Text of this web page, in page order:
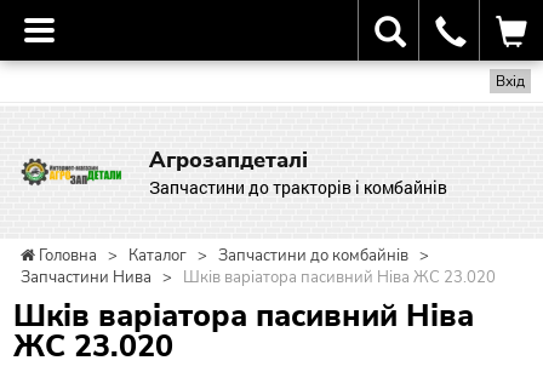
Вхід
Агрозапдеталі
Запчастини до тракторів і комбайнів
Головна > Каталог > Запчастини до комбайнів >
Запчастини Нива > Шків варіатора пасивний Ніва ЖС 23.020
Шків варіатора пасивний Ніва
ЖС 23.020